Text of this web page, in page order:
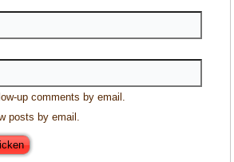
up comments by email.
posts by email.